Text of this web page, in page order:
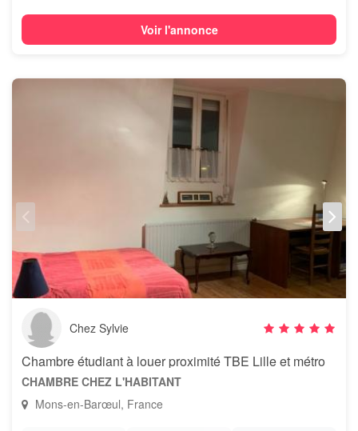
Voir l'annonce
Chez Sylvie
Chambre étudiant à louer proximité TBE Lille et métro
CHAMBRE CHEZ L'HABITANT
Mons-en-Barœul, France